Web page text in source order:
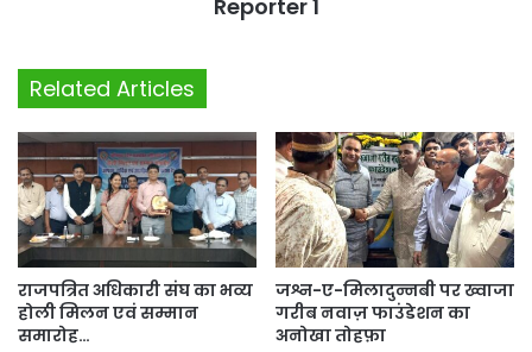
Reporter 1
Related Articles
राजपत्रित अधिकारी संघ का भव्य
होली मिलन एवं सम्मान
समारोह…
जश्न-ए-मिलादुन्नबी पर ख्वाजा
गरीब नवाज़ फाउंडेशन का
अनोखा तोहफ़ा